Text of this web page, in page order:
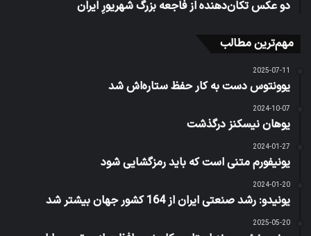
دو عکس تکان‌دهنده از فاجعه بزرگ شهریورِ ایران
مهم‌ترین مطالب
2025-07-11
یوونتوس دست به کار حفظ ستاره‌اش شد
2024-10-07
یوهان نیسکنز درگذشت
2024-01-27
یونیفورم متنی است که باید رمزگشایی شود
2024-01-20
یونیدو: رشد صنعتی ایران از 164 کشور جهان بیشتر شد
2025-05-20